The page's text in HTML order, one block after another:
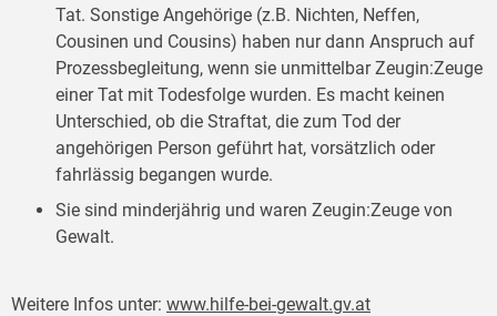
Tat. Sonstige Angehörige (z.B. Nichten, Neffen,
Cousinen und Cousins) haben nur dann Anspruch auf
Prozessbegleitung, wenn sie unmittelbar Zeugin:Zeuge
einer Tat mit Todesfolge wurden. Es macht keinen
Unterschied, ob die Straftat, die zum Tod der
angehörigen Person geführt hat, vorsätzlich oder
fahrlässig begangen wurde.
Sie sind minderjährig und waren Zeugin:Zeuge von
Gewalt.
Weitere Infos unter: www.hilfe-bei-gewalt.gv.at